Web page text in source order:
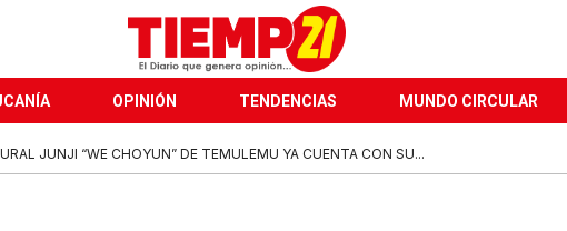
OPINIÓN TENDENCIAS MUNDO CIRCULAR
JUNJI “WE CHOYUN” DE TEMULEMU YA CUENTA CON SU...